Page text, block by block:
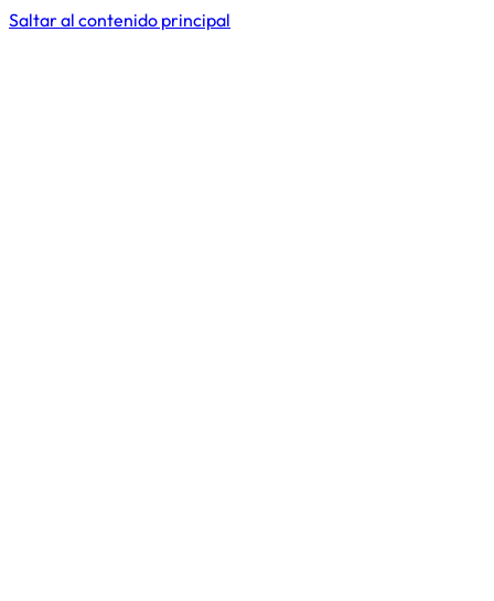
Saltar al contenido principal